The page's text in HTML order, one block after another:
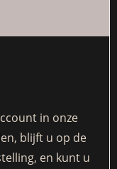
in onze
blijft u op de
en kunt u